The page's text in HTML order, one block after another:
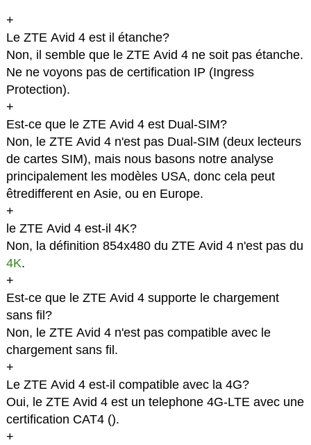
+
Le ZTE Avid 4 est il étanche?
Non, il semble que le ZTE Avid 4 ne soit pas étanche.
Ne ne voyons pas de certification IP (Ingress
Protection).
+
Est-ce que le ZTE Avid 4 est Dual-SIM?
Non, le ZTE Avid 4 n'est pas Dual-SIM (deux lecteurs
de cartes SIM), mais nous basons notre analyse
principalement les modèles USA, donc cela peut
êtredifferent en Asie, ou en Europe.
+
le ZTE Avid 4 est-il 4K?
Non, la définition 854x480 du ZTE Avid 4 n'est pas du
4K.
+
Est-ce que le ZTE Avid 4 supporte le chargement
sans fil?
Non, le ZTE Avid 4 n'est pas compatible avec le
chargement sans fil.
+
Le ZTE Avid 4 est-il compatible avec la 4G?
Oui, le ZTE Avid 4 est un telephone 4G-LTE avec une
certification CAT4 ().
+